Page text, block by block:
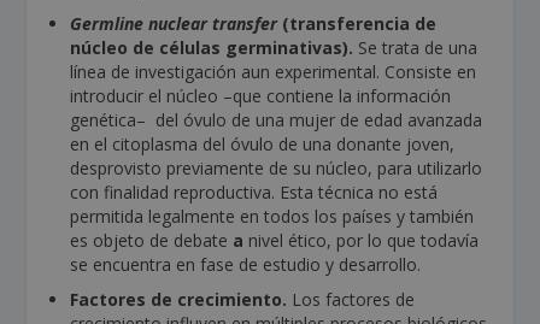
Germline nuclear transfer (transferencia de
núcleo de células germinativas). Se trata de una
línea de investigación aun experimental. Consiste en
introducir el núcleo –que contiene la información
genética– del óvulo de una mujer de edad avanzada
en el citoplasma del óvulo de una donante joven,
desprovisto previamente de su núcleo, para utilizarlo
con finalidad reproductiva. Esta técnica no está
permitida legalmente en todos los países y también
es objeto de debate a nivel ético, por lo que todavía
se encuentra en fase de estudio y desarrollo.
Factores de crecimiento. Los factores de